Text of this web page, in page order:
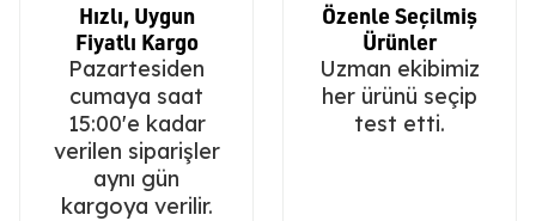
Hızlı, Uygun
Fiyatlı Kargo
Pazartesiden
cumaya saat
15:00'e kadar
verilen siparişler
aynı gün
kargoya verilir.
Özenle Seçilmiş
Ürünler
Uzman ekibimiz
her ürünü seçip
test etti.